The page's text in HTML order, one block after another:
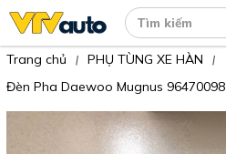
Trang chủ | PHỤ TÙNG XE HÀN |
Đèn Pha Daewoo Mugnus 96470098